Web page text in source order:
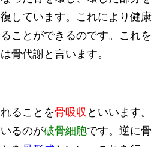
しています。これにより健康
ことができるのです。これを
骨代謝と言います。
ることを骨吸収 といいます。
るのが破骨細胞です。逆に骨